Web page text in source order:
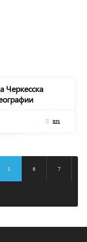
Черкесска
321
5 6 7